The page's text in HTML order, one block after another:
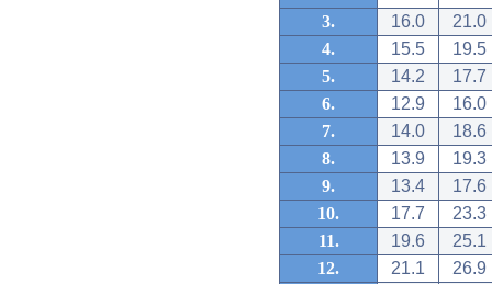
3.
16.0
21.0
4.
15.5
19.5
5.
14.2
17.7
6.
12.9
16.0
7.
14.0
18.6
8.
13.9
19.3
9.
13.4
17.6
10.
17.7
23.3
11.
19.6
25.1
12.
21.1
26.9